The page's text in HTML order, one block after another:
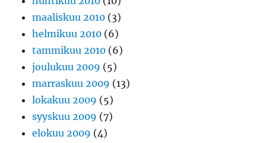
maaliskuu 2010 (3)
helmikuu 2010 (6)
tammikuu 2010 (6)
joulukuu 2009 (5)
marraskuu 2009 (13)
lokakuu 2009 (5)
syyskuu 2009 (7)
elokuu 2009 (4)